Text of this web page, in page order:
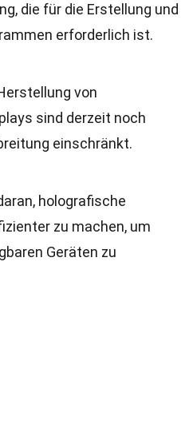
die für die Erstellung und
erforderlich ist.
von
sind derzeit noch
einschränkt.
holografische
zu machen, um
Geräten zu